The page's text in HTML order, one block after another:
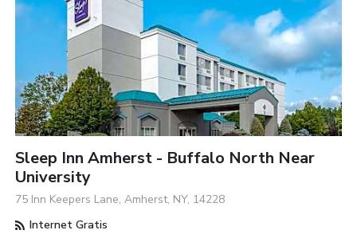
Sleep Inn Amherst - Buffalo North Near
University
75 Inn Keepers Lane, Amherst, NY, 14228
Internet Gratis